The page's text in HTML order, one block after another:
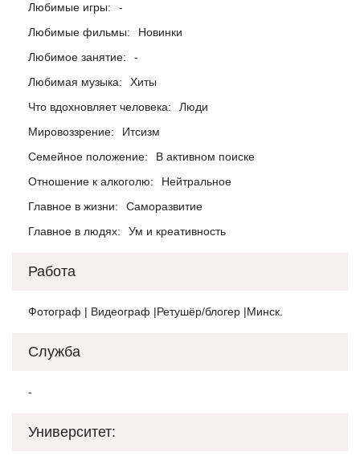
Любимые игры:
-
Любимые фильмы:
Новинки
Любимое занятие:
-
Любимая музыка:
Хиты
Что вдохновляет человека:
Люди
Мировоззрение:
Итсизм
Семейное положение:
В активном поиске
Отношение к алкоголю:
Нейтральное
Главное в жизни:
Саморазвитие
Главное в людях:
Ум и креативность
Работа
Фотограф | Видеограф |Ретушёр/блогер |Минск.
Служба
-
Университет: